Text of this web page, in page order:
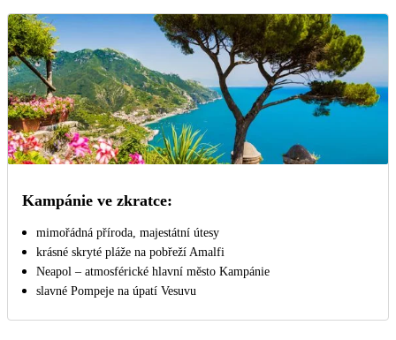
Kampánie ve zkratce:
mimořádná příroda, majestátní útesy
krásné skryté pláže na pobřeží Amalfi
Neapol – atmosférické hlavní město Kampánie
slavné Pompeje na úpatí Vesuvu